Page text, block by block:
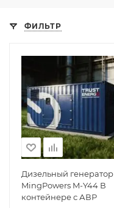
ФИЛЬТР
Дизельный генератор
MingPowers M-Y44 В
контейнере с АВР